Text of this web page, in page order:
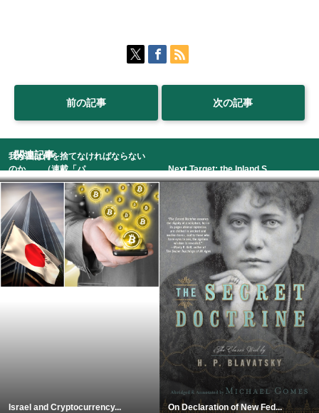
前の記事 次の記事
関連記事
我が国は何を捨てなければならない
のか。 （連載「パ...
Next Target: the Inland S...
Israel and Cryptocurrency... On Declaration of New Fed...